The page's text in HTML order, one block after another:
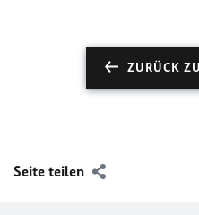
ZURÜCK
Seite teilen